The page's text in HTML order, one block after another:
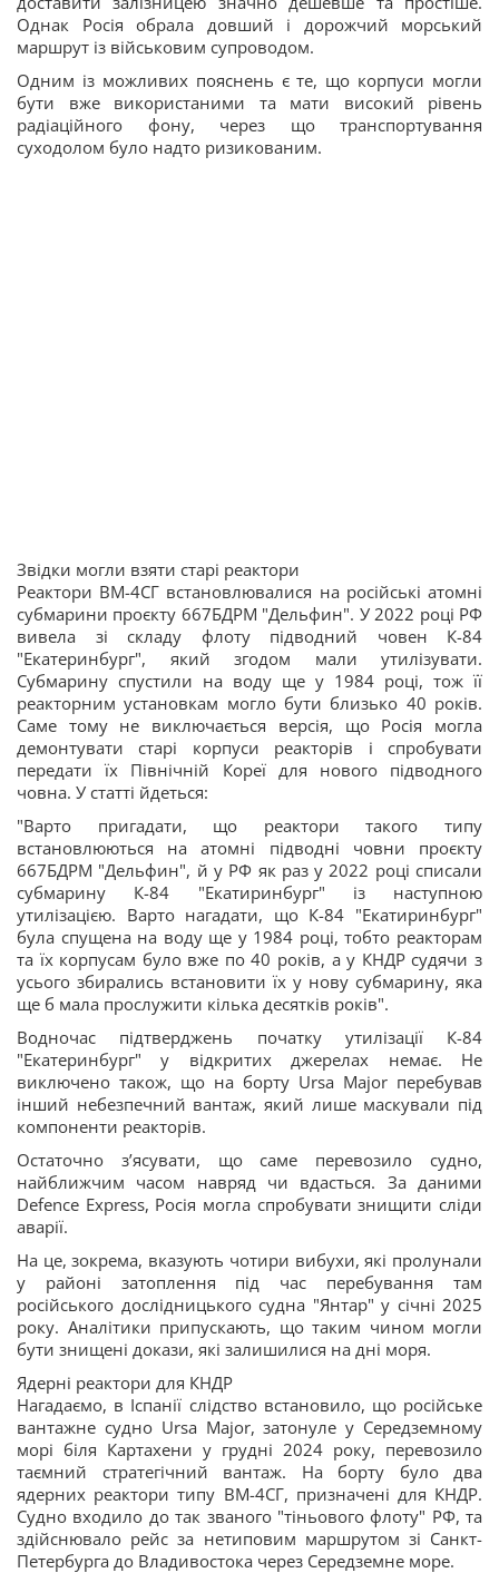
Однак Росія обрала довший і дорожчий морський
маршрут із військовим супроводом.
Одним із можливих пояснень є те, що корпуси могли
бути вже використаними та мати високий рівень
радіаційного фону, через що транспортування
суходолом було надто ризикованим.
Звідки могли взяти старі реактори
Реактори ВМ-4СГ встановлювалися на російські атомні
субмарини проєкту 667БДРМ "Дельфин". У 2022 році РФ
вивела зі складу флоту підводний човен К-84
"Екатеринбург", який згодом мали утилізувати.
Субмарину спустили на воду ще у 1984 році, тож її
реакторним установкам могло бути близько 40 років.
Саме тому не виключається версія, що Росія могла
демонтувати старі корпуси реакторів і спробувати
передати їх Північній Кореї для нового підводного
човна. У статті йдеться:
"Варто пригадати, що реактори такого типу
встановлюються на атомні підводні човни проєкту
667БДРМ "Дельфин", й у РФ як раз у 2022 році списали
субмарину К-84 "Екатиринбург" із наступною
утилізацією. Варто нагадати, що К-84 "Екатиринбург"
була спущена на воду ще у 1984 році, тобто реакторам
та їх корпусам було вже по 40 років, а у КНДР судячи з
усього збирались встановити їх у нову субмарину, яка
ще б мала прослужити кілька десятків років".
Водночас підтверджень початку утилізації К-84
"Екатеринбург" у відкритих джерелах немає. Не
виключено також, що на борту Ursa Major перебував
інший небезпечний вантаж, який лише маскували під
компоненти реакторів.
Остаточно з’ясувати, що саме перевозило судно,
найближчим часом навряд чи вдасться. За даними
Defence Express, Росія могла спробувати знищити сліди
аварії.
На це, зокрема, вказують чотири вибухи, які пролунали
у районі затоплення під час перебування там
російського дослідницького судна "Янтар" у січні 2025
року. Аналітики припускають, що таким чином могли
бути знищені докази, які залишилися на дні моря.
Ядерні реактори для КНДР
Нагадаємо, в Іспанії слідство встановило, що російське
вантажне судно Ursa Major, затонуле у Середземному
морі біля Картахени у грудні 2024 року, перевозило
таємний стратегічний вантаж. На борту було два
ядерних реактори типу ВМ-4СГ, призначені для КНДР.
Судно входило до так званого "тіньового флоту" РФ, та
здійснювало рейс за нетиповим маршрутом зі Санкт-
Петербурга до Владивостока через Середземне море.